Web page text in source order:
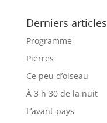
Derniers articles
Programme
Pierres
Ce peu d’oiseau
À 3 h 30 de la nuit
L’avant-pays